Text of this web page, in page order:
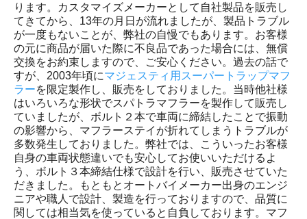
ります。カスタマイズメーカーとして自社製品を販売し
てきてから、13年の月日が流れましたが、製品トラブル
が一度もないことが、弊社の自慢でもあります。お客様
の元に商品が届いた際に不良品であった場合には、無償
交換をお約束しますので、ご安心ください。過去の話で
すが、2003年頃にマジェスティ用スーパートラップマフ
ラーを限定製作し、販売をしておりました。当時他社様
はいろいろな形状でスパトラマフラーを製作して販売し
ていましたが、ボルト２本で車両に締結したことで振動
の影響から、マフラーステイが折れてしまうトラブルが
多数発生しておりました。弊社では、こういったお客様
自身の車両状態違いでも安心してお使いいただけるよ
う、ボルト３本締結仕様で設計を行い、販売させていた
だきました。もともとオートバイメーカー出身のエンジ
ニアや職人で設計、製造を行っておりますので、品質に
関しては相当気を使っていると自負しております。マフ